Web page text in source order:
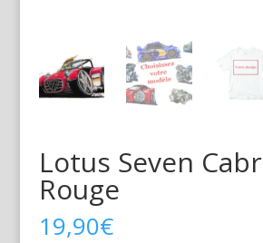
Lotus Seven
Rouge
19,90€